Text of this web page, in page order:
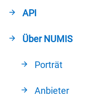
API
Über NUMIS
Porträt
Anbieter